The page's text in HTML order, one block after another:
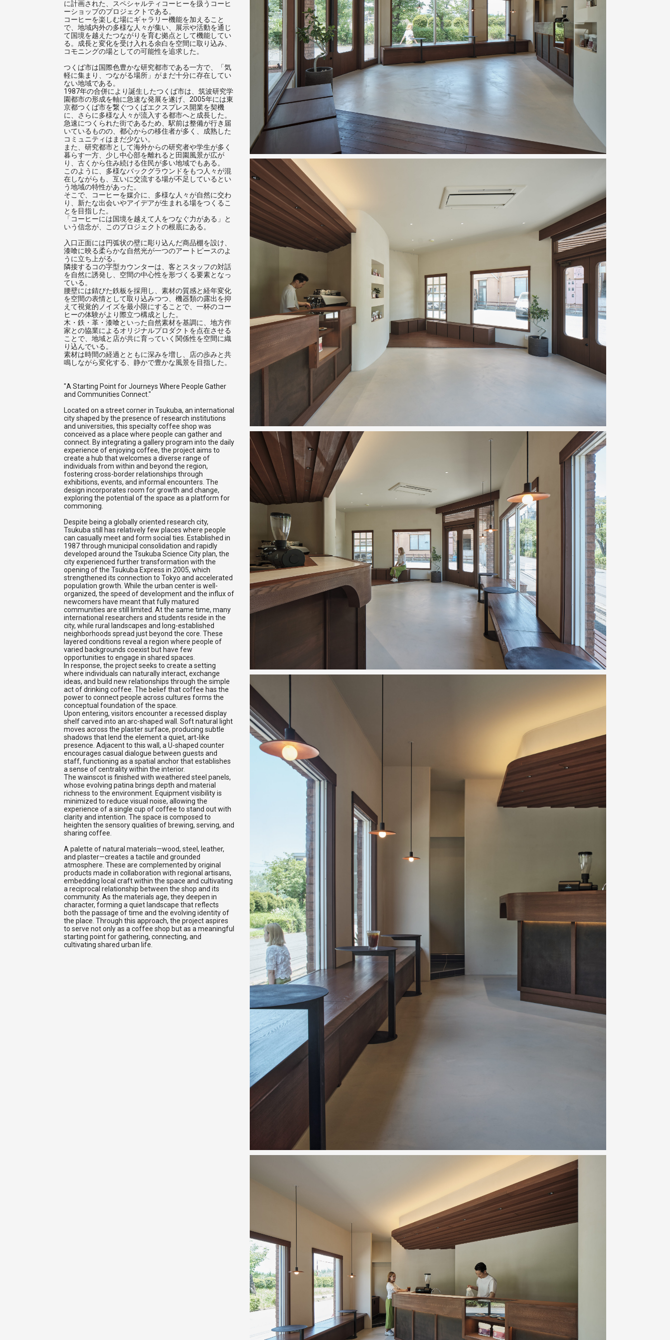
に計画された、スペシャルティコーヒーを扱うコーヒ
ーショップのプロジェクトである。
コーヒーを楽しむ場にギャラリー機能を加えること
で、地域内外の多様な人々が集い、展示や活動を通じ
て国境を越えたつながりを育む拠点として機能してい
る。成長と変化を受け入れる余白を空間に取り込み、
コモニングの場としての可能性を追求した。
つくば市は国際色豊かな研究都市である一方で、「気
軽に集まり、つながる場所」がまだ十分に存在してい
ない地域である。
1987年の合併により誕生したつくば市は、筑波研究学
園都市の形成を軸に急速な発展を遂げ、2005年には東
京都つくば市を繋ぐつくばエクスプレス開業を契機
に、さらに多様な人々が流入する都市へと成長した。
急速につくられた街であるため、駅前は整備が行き届
いているものの、都心からの移住者が多く、成熟した
コミュニティはまだ少ない。
また、研究都市として海外からの研究者や学生が多く
暮らす一方、少し中心部を離れると田園風景が広が
り、古くから住み続ける住民が多い地域でもある。
このように、多様なバックグラウンドをもつ人々が混
在しながらも、互いに交流する場が不足しているとい
う地域の特性があった。
そこで、コーヒーを媒介に、多様な人々が自然に交わ
り、新たな出会いやアイデアが生まれる場をつくるこ
とを目指した。
「コーヒーには国境を越えて人をつなぐ力がある」と
いう信念が、このプロジェクトの根底にある。
入口正面には円弧状の壁に彫り込んだ商品棚を設け、
漆喰に映る柔らかな自然光が一つのアートピースのよ
うに立ち上がる。
隣接するコの字型カウンターは、客とスタッフの対話
を自然に誘発し、空間の中心性を形づくる要素となっ
ている。
腰壁には錆びた鉄板を採用し、素材の質感と経年変化
を空間の表情として取り込みつつ、機器類の露出を抑
えて視覚的ノイズを最小限にすることで、一杯のコー
ヒーの体験がより際立つ構成とした。
木・鉄・革・漆喰といった自然素材を基調に、地方作
家との協業によるオリジナルプロダクトを点在させる
ことで、地域と店が共に育っていく関係性を空間に織
り込んでいる。
素材は時間の経過とともに深みを増し、店の歩みと共
鳴しながら変化する、静かで豊かな風景を目指した。
"A Starting Point for Journeys Where People Gather
and Communities Connect."
Located on a street corner in Tsukuba, an international
city shaped by the presence of research institutions
and universities, this specialty coffee shop was
conceived as a place where people can gather and
connect. By integrating a gallery program into the daily
experience of enjoying coffee, the project aims to
create a hub that welcomes a diverse range of
individuals from within and beyond the region,
fostering cross-border relationships through
exhibitions, events, and informal encounters. The
design incorporates room for growth and change,
exploring the potential of the space as a platform for
commoning.
Despite being a globally oriented research city,
Tsukuba still has relatively few places where people
can casually meet and form social ties. Established in
1987 through municipal consolidation and rapidly
developed around the Tsukuba Science City plan, the
city experienced further transformation with the
opening of the Tsukuba Express in 2005, which
strengthened its connection to Tokyo and accelerated
population growth. While the urban center is well-
organized, the speed of development and the influx of
newcomers have meant that fully matured
communities are still limited. At the same time, many
international researchers and students reside in the
city, while rural landscapes and long-established
neighborhoods spread just beyond the core. These
layered conditions reveal a region where people of
varied backgrounds coexist but have few
opportunities to engage in shared spaces.
In response, the project seeks to create a setting
where individuals can naturally interact, exchange
ideas, and build new relationships through the simple
act of drinking coffee. The belief that coffee has the
power to connect people across cultures forms the
conceptual foundation of the space.
Upon entering, visitors encounter a recessed display
shelf carved into an arc-shaped wall. Soft natural light
moves across the plaster surface, producing subtle
shadows that lend the element a quiet, art-like
presence. Adjacent to this wall, a U-shaped counter
encourages casual dialogue between guests and
staff, functioning as a spatial anchor that establishes
a sense of centrality within the interior.
The wainscot is finished with weathered steel panels,
whose evolving patina brings depth and material
richness to the environment. Equipment visibility is
minimized to reduce visual noise, allowing the
experience of a single cup of coffee to stand out with
clarity and intention. The space is composed to
heighten the sensory qualities of brewing, serving, and
sharing coffee.
A palette of natural materials—wood, steel, leather,
and plaster—creates a tactile and grounded
atmosphere. These are complemented by original
products made in collaboration with regional artisans,
embedding local craft within the space and cultivating
a reciprocal relationship between the shop and its
community. As the materials age, they deepen in
character, forming a quiet landscape that reflects
both the passage of time and the evolving identity of
the place. Through this approach, the project aspires
to serve not only as a coffee shop but as a meaningful
starting point for gathering, connecting, and
cultivating shared urban life.